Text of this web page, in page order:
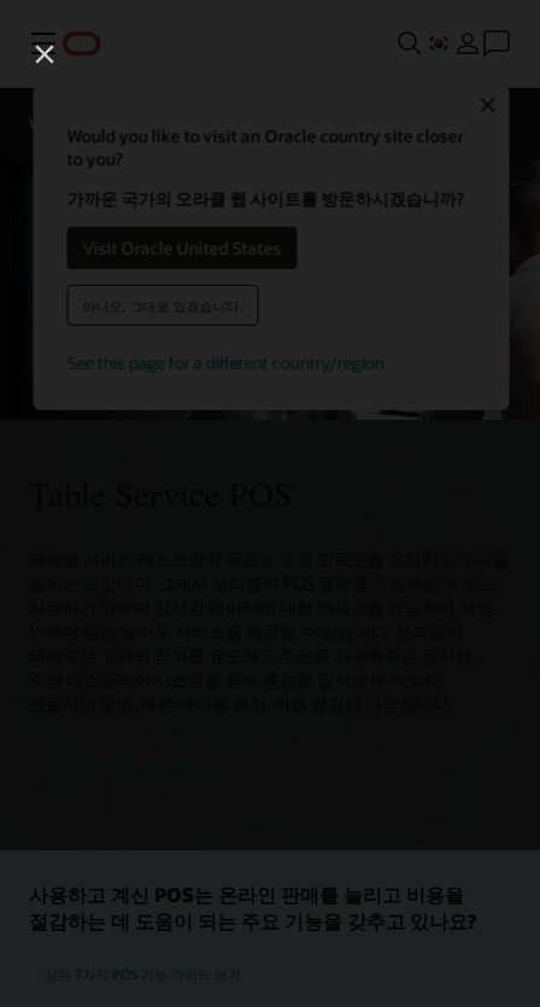
메뉴
Would you like to visit an Oracle country site closer
to you?
가까운 국가의 오라클 웹 사이트를 방문하시겠습니까?
Visit Oracle United States
아니오. 그대로 있겠습니다.
See this page for a different country/region
Webinars
사용하고 계신 POS는 온라인 판매를 늘리고 비용을
절감하는 데 도움이 되는 주요 기능을 갖추고 있나요?
상위 7가지 POS 기능 가이드 보기